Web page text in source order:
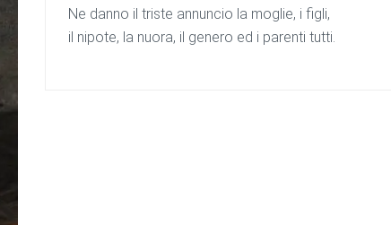
Ne danno il triste annuncio la moglie, i figli,
il nipote, la nuora, il genero ed i parenti tutti.